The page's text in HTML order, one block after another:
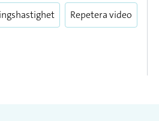
fullscreen
Repetera video